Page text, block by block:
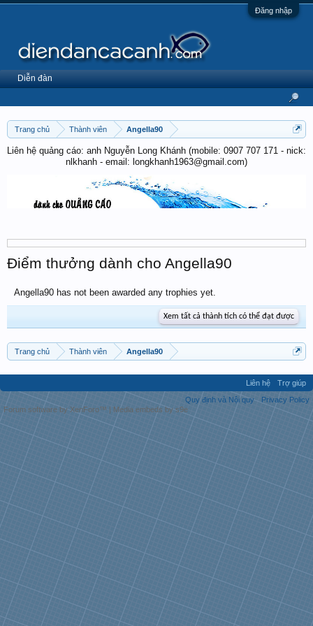
Đăng nhập
Trang chủ Thành viên Angella90
Liên hệ quảng cáo: anh Nguyễn Long Khánh (mobile: 0907 707 171 - nick:
nlkhanh - email: longkhanh1963@gmail.com)
Điểm thưởng dành cho Angella90
Angella90 has not been awarded any trophies yet.
Xem tất cả thành tích có thể đạt được
Trang chủ Thành viên Angella90
Diễn đàn
Liên hệ
Trợ giúp
Quy định và Nội quy
Privacy Policy
Forum software by XenForo™ | Media embeds by s9e